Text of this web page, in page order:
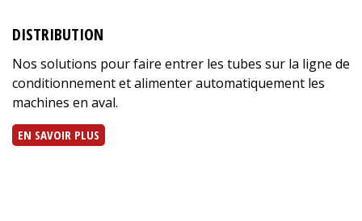
DISTRIBUTION
Nos solutions pour faire entrer les tubes sur la ligne de
conditionnement et alimenter automatiquement les
machines en aval.
EN SAVOIR PLUS